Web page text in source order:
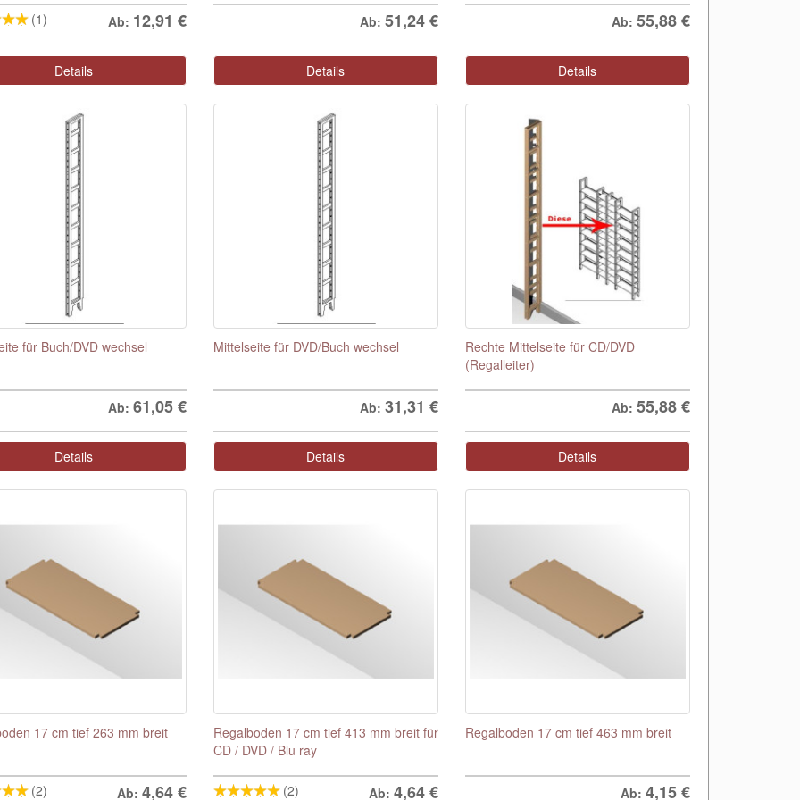
(1) Ab: 12,91 €
Details
Ab: 51,24€
Details
Ab: 55,88€
Details
für Buch/DVD wechsel
Ab: 61,05€
Details
Mittelseite für DVD/Buch wechsel
Ab: 31,31 €
Details
Rechte Mittelseite für CD/DVD
(Regalleiter)
Ab: 55,88€
Details
17 cm tief 263 mm breit
(2) Ab: 4,64€
Regalboden 17 cm tief 413 mm breit für
CD / DVD / Blu ray
(2) Ab: 4,64€
Regalboden 17 cm tief 463 mm breit
Ab: 4,15€